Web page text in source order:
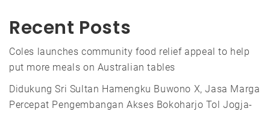
Recent Posts
Coles launches community food relief appeal to help
put more meals on Australian tables
Didukung Sri Sultan Hamengku Buwono X, Jasa Marga
Percepat Pengembangan Akses Bokoharjo Tol Jogja-